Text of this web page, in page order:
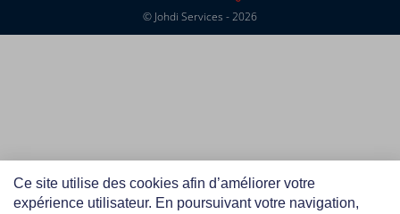
© Johdi Services - 2026
Ce site utilise des cookies afin d’améliorer votre
expérience utilisateur. En poursuivant votre navigation,